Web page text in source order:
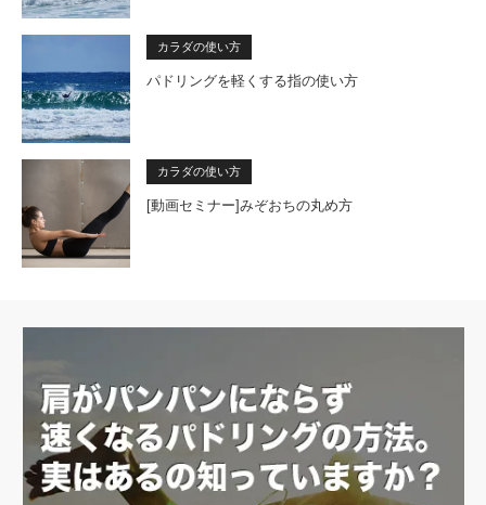
カラダの使い方
パドリングを軽くする指の使い方
カラダの使い方
[動画セミナー]みぞおちの丸め方